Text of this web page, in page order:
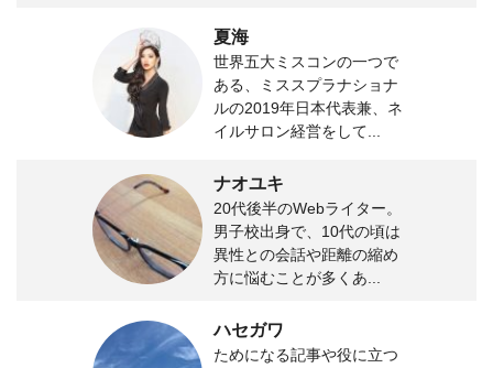
夏海
世界五大ミスコンの一つで
ある、ミススプラナショナ
ルの2019年日本代表兼、ネ
イルサロン経営をして...
ナオユキ
20代後半のWebライター。
男子校出身で、10代の頃は
異性との会話や距離の縮め
方に悩むことが多くあ...
ハセガワ
ためになる記事や役に立つ